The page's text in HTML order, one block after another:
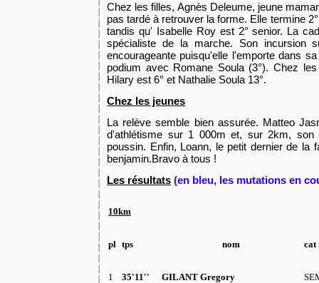
Chez les filles, Agnès Deleume, jeune
pas tardé à retrouver la forme. Elle termine
tandis qu' Isabelle Roy est 2° senior. La
spécialiste de la marche. Son incursion
encourageante puisqu'elle l'emporte dans
podium avec Romane Soula (3°). Chez
Hilary est 6° et Nathalie Soula 13°.
Chez les jeunes
La relève semble bien assurée. Matteo
d'athlétisme sur 1 000m et, sur 2km, son
poussin. Enfin, Loann, le petit dernier de la
benjamin.Bravo à tous !
Les résultats (en bleu, les mutations en
10km
pl tps nom cat
1 35'11'' GILANT Gregory